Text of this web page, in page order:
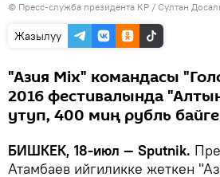
© Пресс-служба президента КР / Султан
Жазылуу
"Азия Mix" командасы
2016 фестивалында
утуп, 400 миң рубль
БИШКЕК, 18-июл — Sputnik.
Атамбаев ийгиликке жеткен